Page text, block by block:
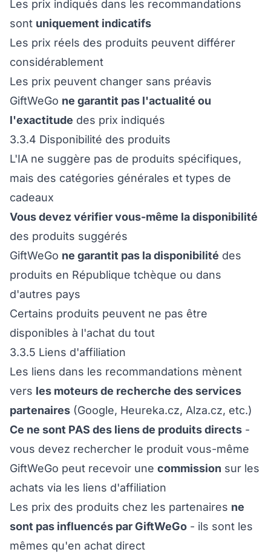
Les prix indiqués dans les recommandations
sont uniquement indicatifs
Les prix réels des produits peuvent différer
considérablement
Les prix peuvent changer sans préavis
GiftWeGo ne garantit pas l'actualité ou
l'exactitude des prix indiqués
3.3.4 Disponibilité des produits
L'IA ne suggère pas de produits spécifiques,
mais des catégories générales et types de
cadeaux
Vous devez vérifier vous-même la disponibilité
des produits suggérés
GiftWeGo ne garantit pas la disponibilité des
produits en République tchèque ou dans
d'autres pays
Certains produits peuvent ne pas être
disponibles à l'achat du tout
3.3.5 Liens d'affiliation
Les liens dans les recommandations mènent
vers les moteurs de recherche des services
partenaires (Google, Heureka.cz, Alza.cz, etc.)
Ce ne sont PAS des liens de produits directs -
vous devez rechercher le produit vous-même
GiftWeGo peut recevoir une commission sur les
achats via les liens d'affiliation
Les prix des produits chez les partenaires ne
sont pas influencés par GiftWeGo - ils sont les
mêmes qu'en achat direct